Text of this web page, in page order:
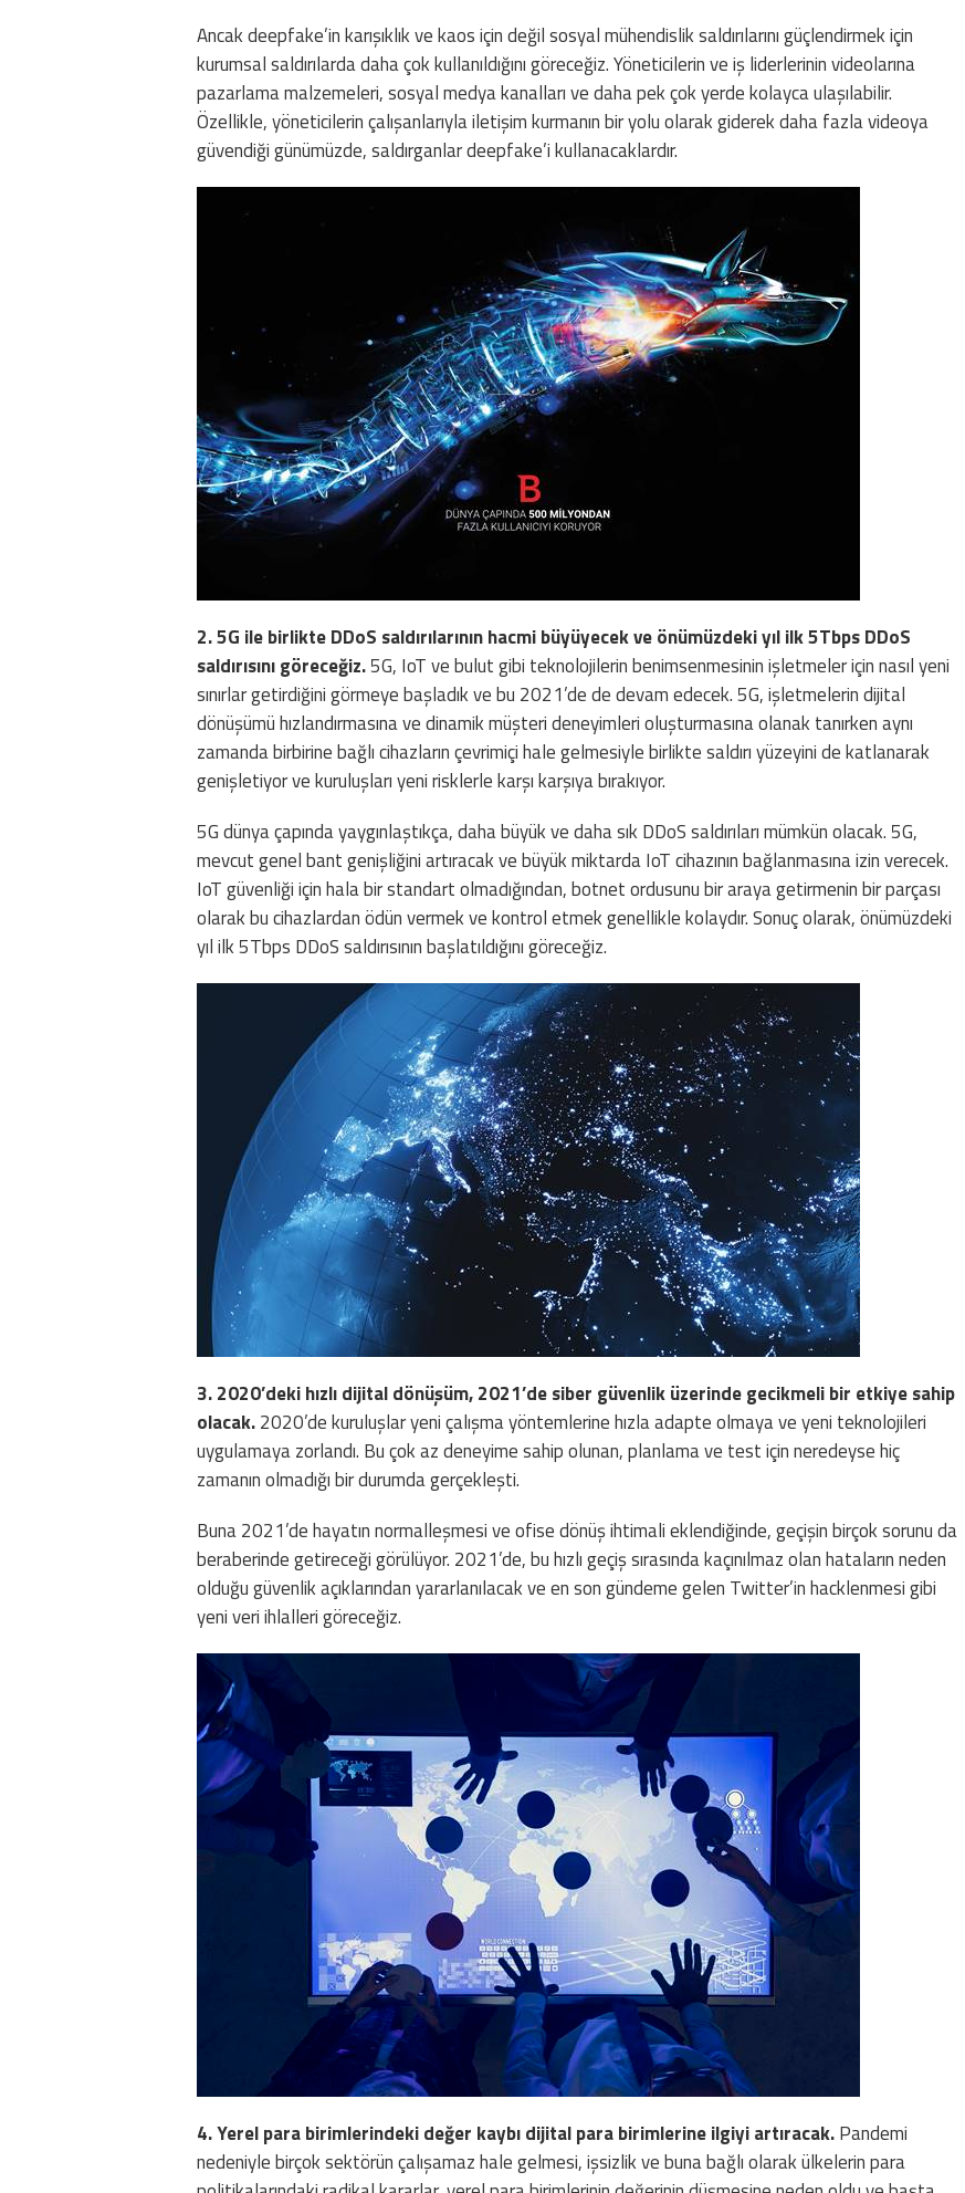
Ancak deepfake’in karışıklık ve kaos için değil sosyal mühendislik saldırılarını güçlendirmek için
kurumsal saldırılarda daha çok kullanıldığını göreceğiz. Yöneticilerin ve iş liderlerinin videolarına
pazarlama malzemeleri, sosyal medya kanalları ve daha pek çok yerde kolayca ulaşılabilir.
Özellikle, yöneticilerin çalışanlarıyla iletişim kurmanın bir yolu olarak giderek daha fazla videoya
güvendiği günümüzde, saldırganlar deepfake’i kullanacaklardır.
2. 5G ile birlikte DDoS saldırılarının hacmi büyüyecek ve önümüzdeki yıl ilk 5Tbps DDoS
saldırısını göreceğiz.5G, IoT ve bulut gibi teknolojilerin benimsenmesinin işletmeler için nasıl yeni
sınırlar getirdiğini görmeye başladık ve bu 2021’de de devam edecek. 5G, işletmelerin dijital
dönüşümü hızlandırmasına ve dinamik müşteri deneyimleri oluşturmasına olanak tanırken aynı
zamanda birbirine bağlı cihazların çevrimiçi hale gelmesiyle birlikte saldırı yüzeyini de katlanarak
genişletiyor ve kuruluşları yeni risklerle karşı karşıya bırakıyor.
5G dünya çapında yaygınlaştıkça, daha büyük ve daha sık DDoS saldırıları mümkün olacak. 5G,
mevcut genel bant genişliğini artıracak ve büyük miktarda IoT cihazının bağlanmasına izin verecek.
IoT güvenliği için hala bir standart olmadığından, botnet ordusunu bir araya getirmenin bir parçası
olarak bu cihazlardan ödün vermek ve kontrol etmek genellikle kolaydır. Sonuç olarak, önümüzdeki
yıl ilk 5Tbps DDoS saldırısının başlatıldığını göreceğiz.
3. 2020’deki hızlı dijital dönüşüm, 2021’de siber güvenlik üzerinde gecikmeli bir etkiye sahip
olacak.2020’de kuruluşlar yeni çalışma yöntemlerine hızla adapte olmaya ve yeni teknolojileri
uygulamaya zorlandı. Bu çok az deneyime sahip olunan, planlama ve test için neredeyse hiç
zamanın olmadığı bir durumda gerçekleşti.
Buna 2021’de hayatın normalleşmesi ve ofise dönüş ihtimali eklendiğinde, geçişin birçok sorunu da
beraberinde getireceği görülüyor. 2021’de, bu hızlı geçiş sırasında kaçınılmaz olan hataların neden
olduğu güvenlik açıklarından yararlanılacak ve en son gündeme gelen Twitter’in hacklenmesi gibi
yeni veri ihlalleri göreceğiz.
4. Yerel para birimlerindeki değer kaybı dijital para birimlerine ilgiyi artıracak.Pandemi
nedeniyle birçok sektörün çalışamaz hale gelmesi, işsizlik ve buna bağlı olarak ülkelerin para